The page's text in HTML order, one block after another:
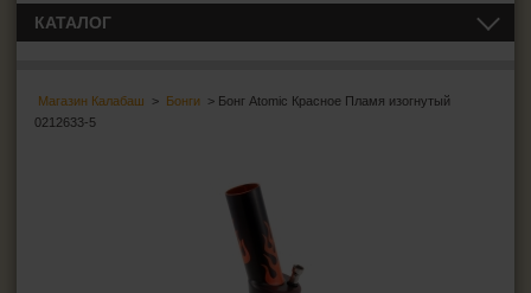
Магазин Калабаш > Бонги > Бонг Atomic Красное Пламя изогнутый
0212633-5
КАТАЛОГ
ЗАЖИГАЛКИ
ПЕПЕЛЬНИЦЫ